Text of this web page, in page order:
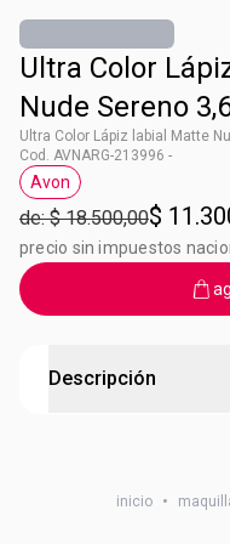
Ultra Color
Nude Sereno
Ultra Color Lápiz labial Matte
Cod. AVNARG-213996 -
Etiqueta Avon
Avon
de: $ 18.500,00$
precio sin impuestos
Descripción
alto impacto y
inicio •